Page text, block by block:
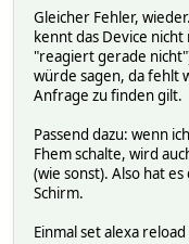
Gleicher Fehler,
kennt das Device
"reagiert gerade
würde sagen, da fehlt
Anfrage zu finden gilt.
Passend dazu: wenn
Fhem schalte, wird
(wie sonst). Also hat
Schirm.
Einmal set alexa